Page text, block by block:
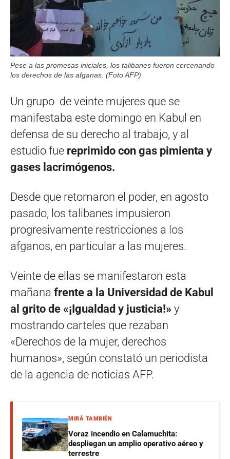
Pese a las promesas iniciales, los talibanes fueron cercenando
los derechos de las afganas. (Foto AFP)
Un grupo de veinte mujeres que se
manifestaba este domingo en Kabul en
defensa de su derecho al trabajo, y al
estudio fue reprimido con gas pimienta y
gases lacrimógenos.
Desde que retomaron el poder, en agosto
pasado, los talibanes impusieron
progresivamente restricciones a los
afganos, en particular a las mujeres.
Veinte de ellas se manifestaron esta
mañana frente a la Universidad de Kabul
al grito de «¡Igualdad y justicia!» y
mostrando carteles que rezaban
«Derechos de la mujer, derechos
humanos», según constató un periodista
de la agencia de noticias AFP.
MIRÁ TAMBIÉN
Voraz incendio en Calamuchita:
despliegan un amplio operativo aéreo y
terrestre